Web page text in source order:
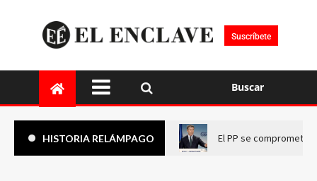
Suscríbete
Buscar
HISTORIA RELÁMPAGO El PP se compromete